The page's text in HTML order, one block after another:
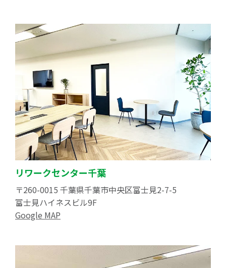
リワークセンター千葉
〒260-0015 千葉県千葉市中央区富士見2-7-5
富士見ハイネスビル9F
Google MAP